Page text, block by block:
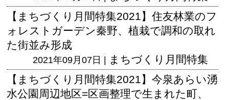
【まちづくり月間特集2021】住友林業のフ
ォレストガーデン秦野、植栽で調和の取れ
た街並み形成
2021年09月07日 | まちづくり月間特集
【まちづくり月間特集2021】今泉あらい湧
水公園周辺地区=区画整理で生まれた町、